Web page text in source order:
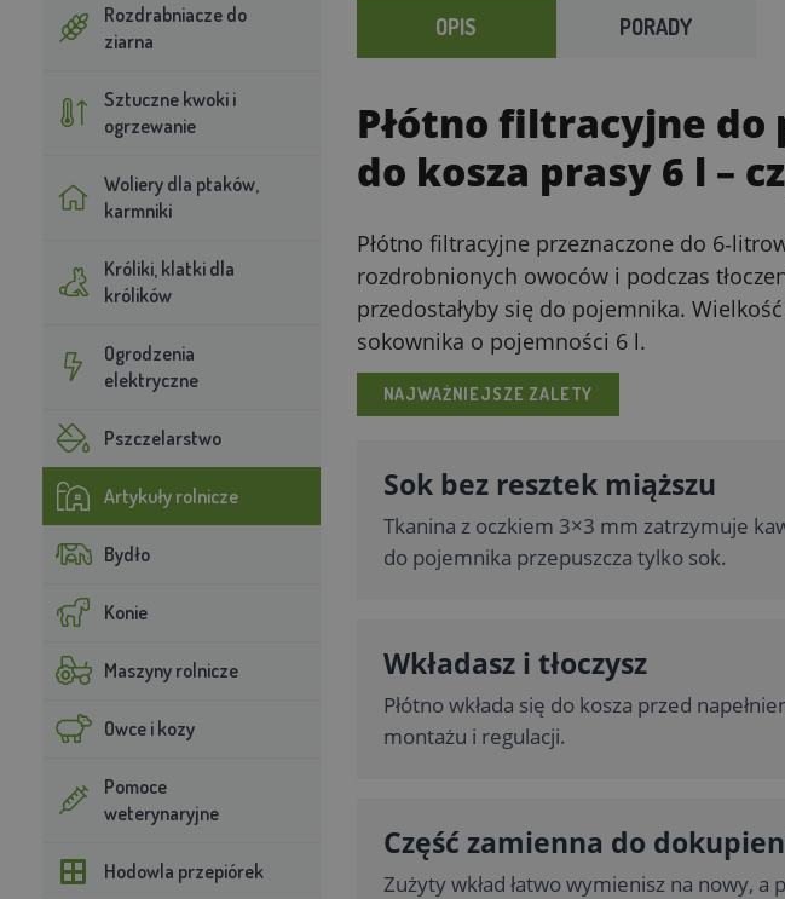
Rozdrabniacze do
ziarna
Sztuczne kwoki i
ogrzewanie
Woliery dla ptaków,
karmniki
Króliki, klatki dla
królików
Ogrodzenia
elektryczne
Pszczelarstwo
Artykuły rolnicze
Bydło
Konie
Maszyny rolnicze
Owce i kozy
Pomoce
weterynaryjne
Hodowla przepiórek
OPIS PORADY
Płótno filtracyjne do
do kosza prasy 6 l –
Płótno filtracyjne przeznaczone do
rozdrobnionych owoców i podczas
przedostałyby się do pojemnika.
sokownika o pojemności 6 l.
NAJWAŻNIEJSZE ZALETY
Sok bez resztek miąższu
Tkanina z oczkiem 3×3 mm zatrzymuje
do pojemnika przepuszcza tylko sok.
Wkładasz i tłoczysz
Płótno wkłada się do kosza przed
montażu i regulacji.
Część zamienna do
Zużyty wkład łatwo wymienisz na nowy, a